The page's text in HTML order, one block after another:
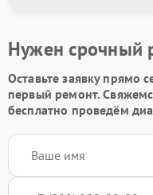
Нужен срочный
Оставьте заявкупрямо
первый ремонт.
бесплатно проведём